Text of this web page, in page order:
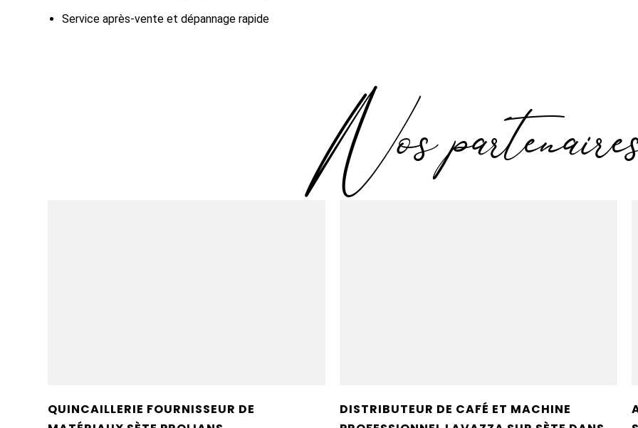
Service après-vente et dépannage rapide
Nos
QUINCAILLERIE FOURNISSEUR DE
DISTRIBUTEUR DE CAFÉ ET MACHINE